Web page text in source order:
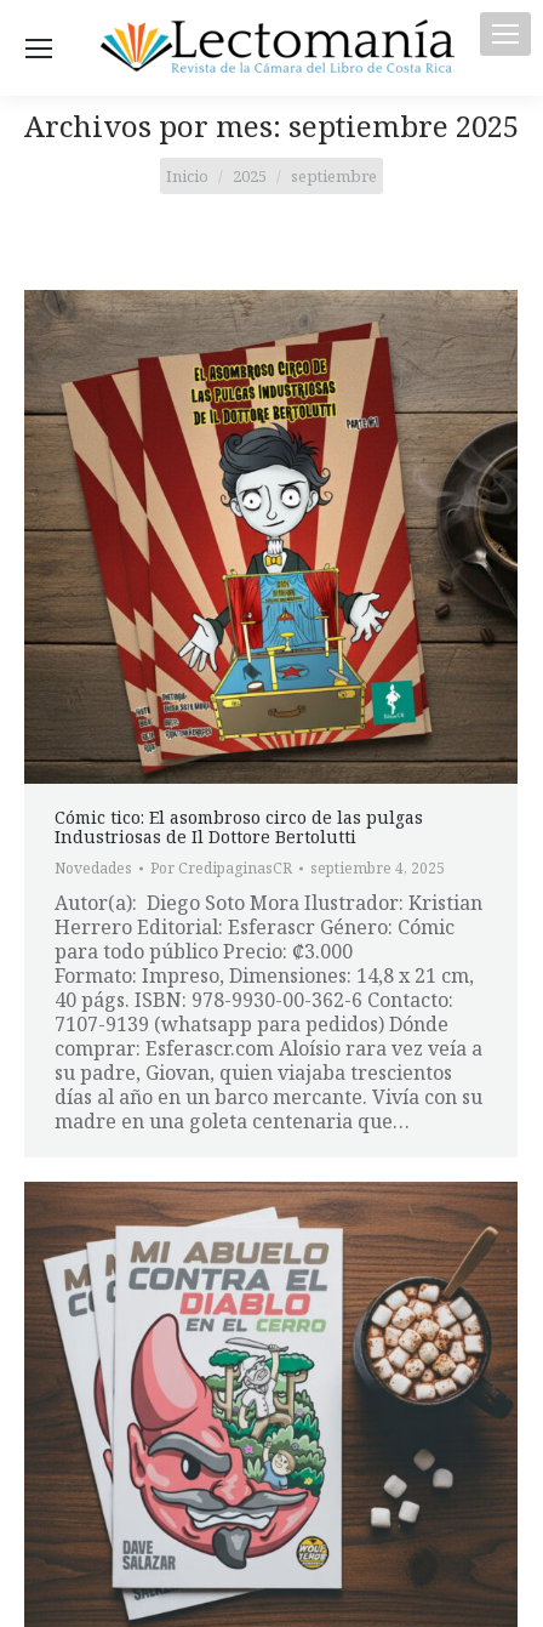
Archivos por mes: septiembre 2025
Estás aquí:
Inicio 2025 septiembre
Cómic tico: El asombroso circo de las pulgas
Industriosas de Il Dottore Bertolutti
Novedades Por CredipaginasCR septiembre 4, 2025
Autor(a): Diego Soto Mora Ilustrador: Kristian
Herrero Editorial: Esferascr Género: Cómic
para todo público Precio: ₡3.000
Formato: Impreso, Dimensiones: 14,8 x 21 cm,
40 págs. ISBN: 978-9930-00-362-6 Contacto:
7107-9139 (whatsapp para pedidos) Dónde
comprar: Esferascr.com Aloísio rara vez veía a
su padre, Giovan, quien viajaba trescientos
días al año en un barco mercante. Vivía con su
madre en una goleta centenaria que…